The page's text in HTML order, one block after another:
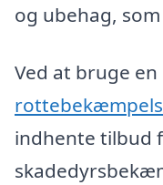
og ubehag,
Ved at bruge
indhente tilbud